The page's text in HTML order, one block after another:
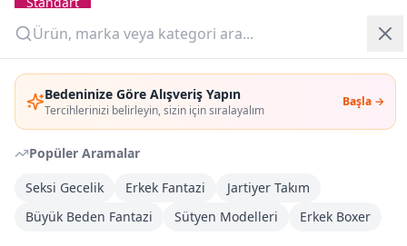
Bedeninize Göre Alışveriş Yapın
Tercihlerinizi belirleyin, sizin için sıralayalım
Başla →
Popüler Aramalar
Seksi Gecelik
Erkek Fantazi
Jartiyer Takım
Büyük Beden Fantazi
Sütyen Modelleri Erkek Boxer
Giriş Yap
Üye Ol
Adet:
Sepete Ekle
DHL Kargoya Teslim
Şehir seçin